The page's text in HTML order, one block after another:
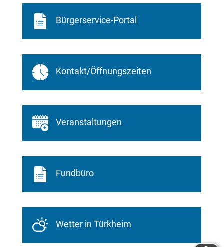
Bürgerservice-Portal
Kontakt/Öffnungszeiten
Veranstaltungen
Fundbüro
Wetter in Türkheim